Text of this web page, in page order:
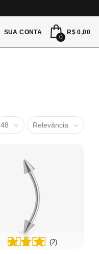
SUA CONTA
0
R$ 0,00
48 Relevância
(2)